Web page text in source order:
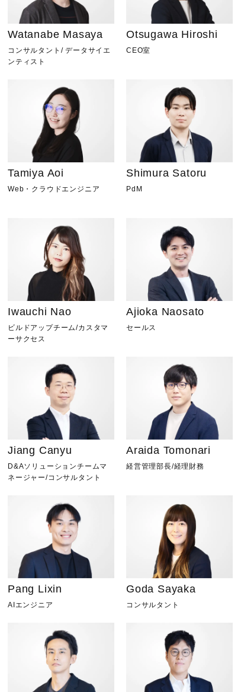
Watanabe Masaya
コンサルタント /データサイエ
ンティスト
Otsugawa Hiroshi
CEO室
Tamiya Aoi
Web・クラウドエンジニア
Shimura Satoru
PdM
Iwauchi Nao
ビルドアップチーム/カスタマ
ーサクセス
Ajioka Naosato
セールス
Jiang Canyu
D&Aソリューションチームマ
ネージャー/コンサルタント
Araida Tomonari
経営管理部長/経理財務
Pang Lixin
AIエンジニア
Goda Sayaka
コンサルタント